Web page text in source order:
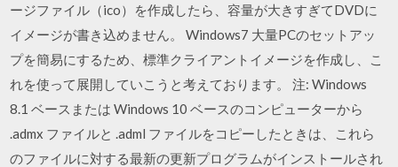
ージファイル（ico）を作成したら、容量が大きすぎてDVDに
イメージが書き込めません。 Windows7 大量PCのセットアッ
プを簡易にするため、標準クライアントイメージを作成し、こ
れを使って展開していこうと考えております。 注: Windows
8.1 ベースまたは Windows 10 ベースのコンピューターから
.admx ファイルと .adml ファイルをコピーしたときは、これら
のファイルに対する最新の更新プログラムがインストールされ